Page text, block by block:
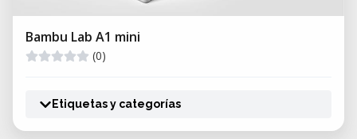
Bambu Lab A1 mini
(0)
Etiquetas y categorías